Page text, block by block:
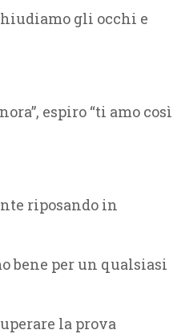
gli occhi e
espiro “ti amo così
riposando in
bene per un qualsiasi
la prova